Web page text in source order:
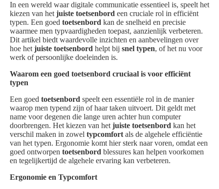
In een wereld waar digitale communicatie essentieel is, speelt het
kiezen van het juiste toetsenbord een cruciale rol in efficiënt
typen. Een goed toetsenbord kan de snelheid en precisie
waarmee men typvaardigheden toepast, aanzienlijk verbeteren.
Dit artikel biedt waardevolle inzichten en aanbevelingen over
hoe het juiste toetsenbord helpt bij snel typen, of het nu voor
werk of persoonlijke doeleinden is.
Waarom een goed toetsenbord cruciaal is voor efficiënt
typen
Een goed toetsenbord speelt een essentiële rol in de manier
waarop men typend zijn of haar taken uitvoert. Dit geldt met
name voor degenen die lange uren achter hun computer
doorbrengen. Het kiezen van het juiste toetsenbord kan het
verschil maken in zowel typcomfort als de algehele efficiëntie
van het typen. Ergonomie komt hier sterk naar voren, omdat een
goed ontworpen toetsenbord blessures kan helpen voorkomen
en tegelijkertijd de algehele ervaring kan verbeteren.
Ergonomie en Typcomfort